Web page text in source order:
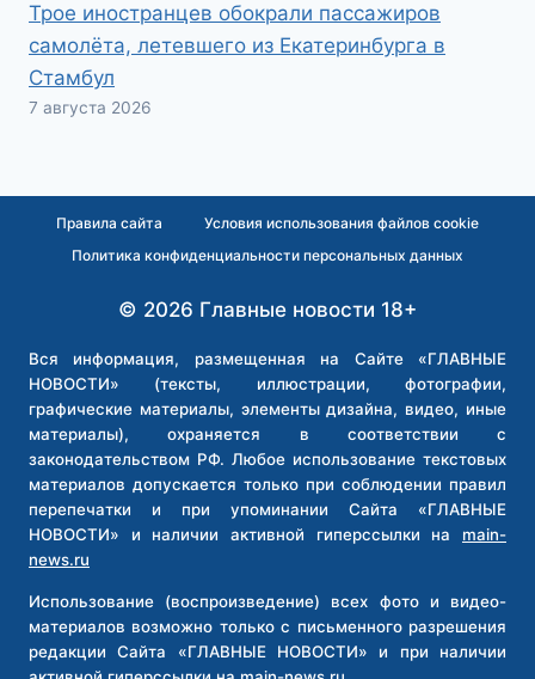
Трое иностранцев обокрали пассажиров
самолёта, летевшего из Екатеринбурга в
Стамбул
7 августа 2026
Правила сайта
Условия использования файлов cookie
Политика конфиденциальности персональных данных
© 2026 Главные новости 18+
Вся информация, размещенная на Сайте «ГЛАВНЫЕ
НОВОСТИ» (тексты, иллюстрации, фотографии,
графические материалы, элементы дизайна, видео, иные
материалы), охраняется в соответствии с
законодательством РФ. Любое использование текстовых
материалов допускается только при соблюдении правил
перепечатки и при упоминании Сайта «ГЛАВНЫЕ
НОВОСТИ» и наличии активной гиперссылки на main-
news.ru
Использование (воспроизведение) всех фото и видео-
материалов возможно только с письменного разрешения
редакции Сайта «ГЛАВНЫЕ НОВОСТИ» и при наличии